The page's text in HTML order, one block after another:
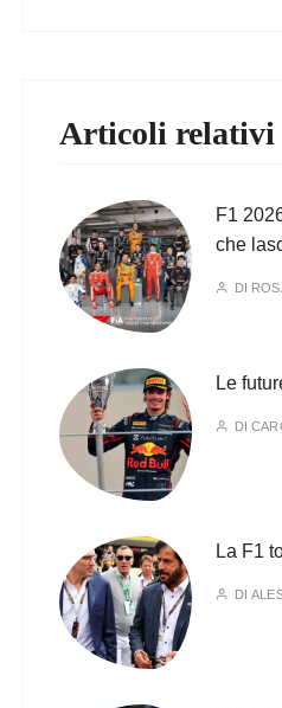
Articoli relativi
F1
che
DI
Le
DI
La F1
DI